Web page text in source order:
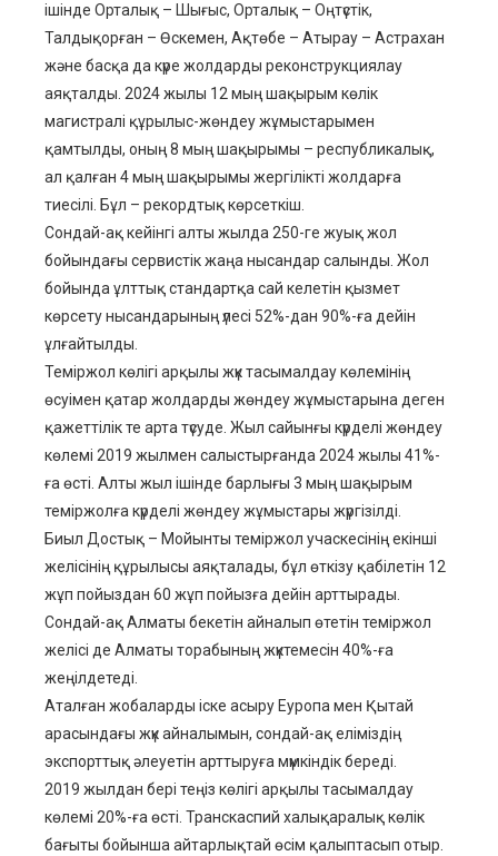
ішінде Орталық – Шығыс, Орталық – Оңтүстік,
Талдықорған – Өскемен, Ақтөбе – Атырау – Астрахан
және басқа да күре жолдарды реконструкциялау
аяқталды. 2024 жылы 12 мың шақырым көлік
магистралі құрылыс-жөндеу жұмыстарымен
қамтылды, оның 8 мың шақырымы – республикалық,
ал қалған 4 мың шақырымы жергілікті жолдарға
тиесілі. Бұл – рекордтық көрсеткіш.
Сондай-ақ кейінгі алты жылда 250-ге жуық жол
бойындағы сервистік жаңа нысандар салынды. Жол
бойында ұлттық стандартқа сай келетін қызмет
көрсету нысандарының үлесі 52%-дан 90%-ға дейін
ұлғайтылды.
Теміржол көлігі арқылы жүк тасымалдау көлемінің
өсуімен қатар жолдарды жөндеу жұмыстарына деген
қажеттілік те арта түсуде. Жыл сайынғы күрделі жөндеу
көлемі 2019 жылмен салыстырғанда 2024 жылы 41%-
ға өсті. Алты жыл ішінде барлығы 3 мың шақырым
теміржолға күрделі жөндеу жұмыстары жүргізілді.
Биыл Достық – Мойынты теміржол учаскесінің екінші
желісінің құрылысы аяқталады, бұл өткізу қабілетін 12
жұп пойыздан 60 жұп пойызға дейін арттырады.
Сондай-ақ Алматы бекетін айналып өтетін теміржол
желісі де Алматы торабының жүктемесін 40%-ға
жеңілдетеді.
Аталған жобаларды іске асыру Еуропа мен Қытай
арасындағы жүк айналымын, сондай-ақ еліміздің
экспорттық әлеуетін арттыруға мүмкіндік береді.
2019 жылдан бері теңіз көлігі арқылы тасымалдау
көлемі 20%-ға өсті. Транскаспий халықаралық көлік
бағыты бойынша айтарлықтай өсім қалыптасып отыр.